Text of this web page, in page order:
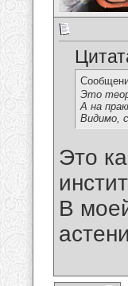
Это
А на
Видимо,
Это
В